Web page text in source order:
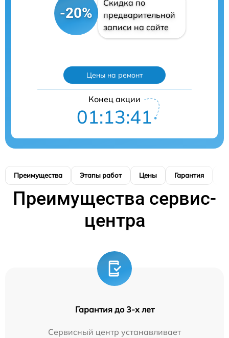
-20%
Скидка по
предварительной
записи на сайте
Цены на ремонт
Конец акции
01:13:40
Преимущества Этапы работ Цены Гарантия
Преимущества сервис-
центра
Гарантия до 3-х лет
Сервисный центр устанавливает